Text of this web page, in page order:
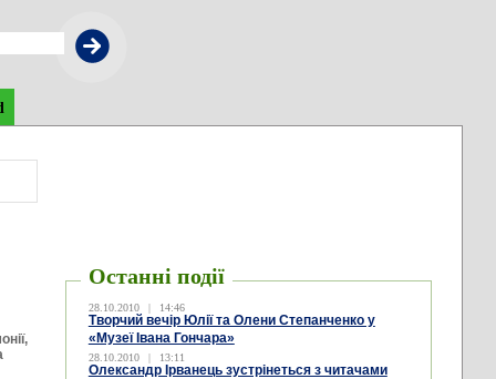
Останні події
28.10.2010 | 14:46
Творчий вечір Юлії та Олени Степанченко у
«Музеї Івана Гончара»
28.10.2010 | 13:11
Олександр Ірванець зустрінеться з читачами